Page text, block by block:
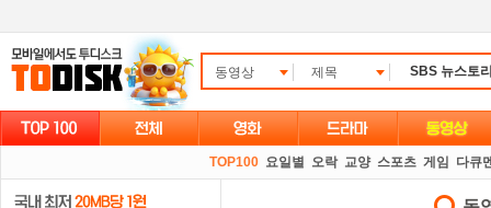
동영상 제목
TOP100 요일별 오락 교양 스포츠 게임 다큐